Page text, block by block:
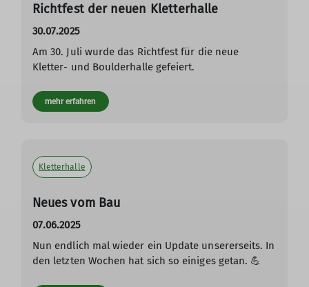
Richtfest der neuen Kletterhalle
30.07.2025
Am 30. Juli wurde das Richtfest für die neue
Kletter- und Boulderhalle gefeiert.
mehr erfahren
Kletterhalle
Neues vom Bau
07.06.2025
Nun endlich mal wieder ein Update unsererseits. In
den letzten Wochen hat sich so einiges getan. 💪